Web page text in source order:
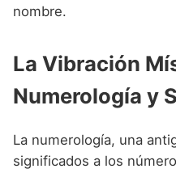
nombre.
La Vibración
Numerología y
La numerología, una
significados a los